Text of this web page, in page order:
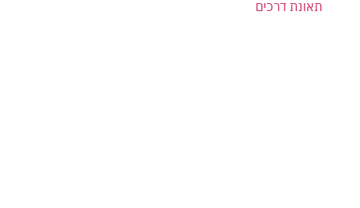
תאונת דרכים